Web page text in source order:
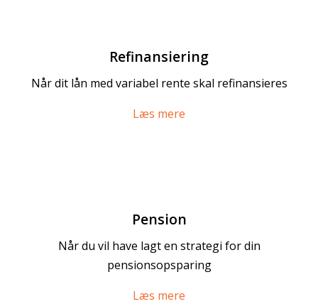
Refinansiering
Når dit lån med variabel rente skal refinansieres
Læs mere
Pension
Når du vil have lagt en strategi for din
pensionsopsparing
Læs mere